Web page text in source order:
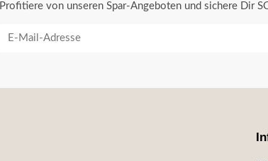
Profitiere von unseren Spar-Angeboten und sichere Dir